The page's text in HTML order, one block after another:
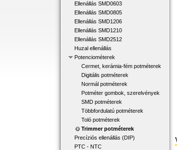
Ellenállás SMD0603
Ellenállás SMD0805
Ellenállás SMD1206
Ellenállás SMD1210
Ellenállás SMD2512
Huzal ellenállás
Potenciométerek
Cermet, kerámia-fém potméterek
Digitális potméterek
Normál potméterek
Potméter gombok, szerelvények
SMD potméterek
Többfordulatú potméterek
Toló potméterek
Trimmer potméterek
Precíziós ellenállás (DIP)
PTC - NTC